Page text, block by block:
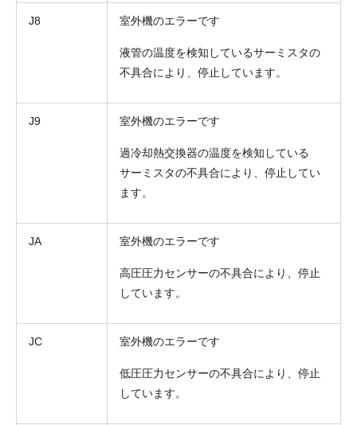
J8 室外機のエラーです
液管の温度を検知しているサーミスタの
不具合により、停止しています。
J9 室外機のエラーです
過冷却熱交換器の温度を検知している
サーミスタの不具合により、停止してい
ます。
JA 室外機のエラーです
高圧圧力センサーの不具合により、停止
しています。
JC 室外機のエラーです
低圧圧力センサーの不具合により、停止
しています。